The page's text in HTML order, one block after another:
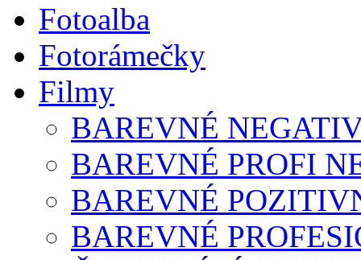
Fotoalba
Fotorámečky
Filmy
BAREVNÉ
BAREVNÉ PROFI
BAREVNÉ
BAREVNÉ